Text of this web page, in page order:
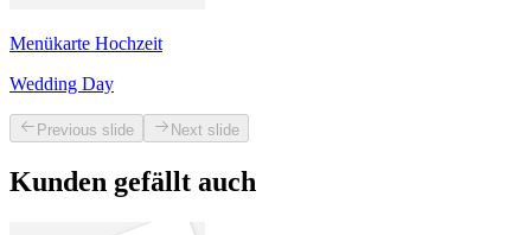
Menükarte Hochzeit
Wedding Day
Previous slide Next slide
Kunden gefällt auch